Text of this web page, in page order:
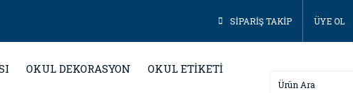
SİPARİŞ TAKİP ÜYE OL
OKUL DEKORASYON OKUL ETİKETİ